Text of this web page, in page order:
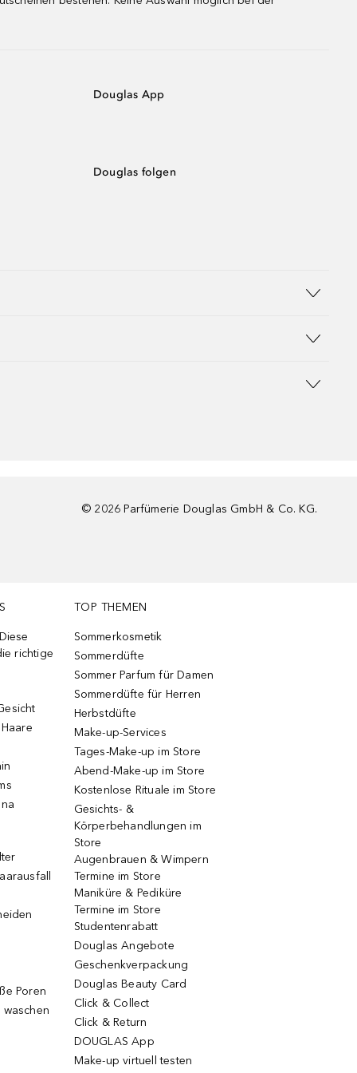
Douglas App
Douglas folgen
© 2026 Parfümerie Douglas GmbH & Co. KG.
richtige
Poren
TOP THEMEN
Sommerkosmetik
Sommerdüfte
Sommer Parfum für Damen
Sommerdüfte für Herren
Herbstdüfte
Make-up-Services
Tages-Make-up im Store
Abend-Make-up im Store
Kostenlose Rituale im Store
Gesichts- &
Körperbehandlungen im
Store
Augenbrauen & Wimpern
Termine im Store
Maniküre & Pediküre
Termine im Store
Studentenrabatt
Douglas Angebote
Geschenkverpackung
Douglas Beauty Card
Click & Collect
Click & Return
DOUGLAS App
Make-up virtuell testen